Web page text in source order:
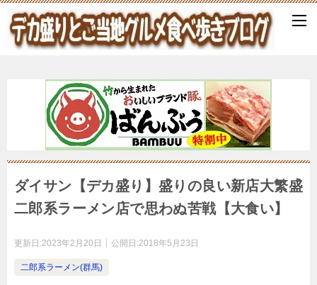
ダイサン【デカ盛り】盛りの良い新店大繁盛
二郎系ラーメン店で思わぬ苦戦【大食い】
更新日:2023年2月20日 公開日:2018年5月23日
二郎系ラーメン(群馬)